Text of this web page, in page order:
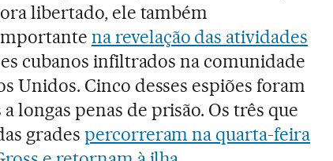
libertado, ele também
na revelação das atividades
cubanos infiltrados na comunidade
Unidos. Cinco desses espiões foram
longas penas de prisão. Os três que
grades percorreram na quarta-feira